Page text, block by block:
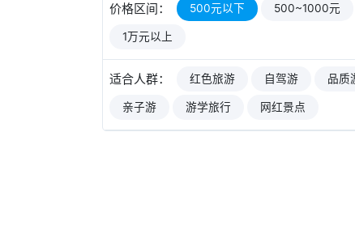
价格区间： 500元以下 500~1000元
1万元以上
适合人群： 红色旅游 自驾游 品质
亲子游 游学旅行 网红景点